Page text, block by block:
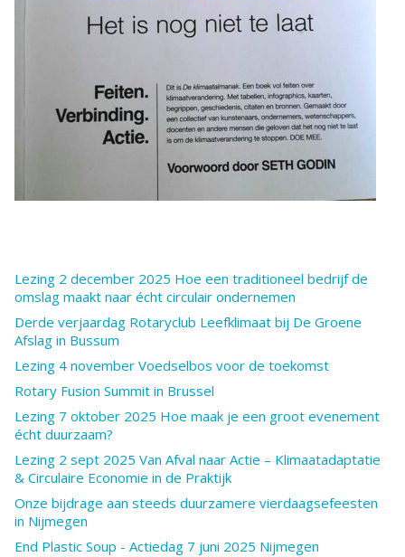
Lezing 2 december 2025 Hoe een traditioneel bedrijf de
omslag maakt naar écht circulair ondernemen
Derde verjaardag Rotaryclub Leefklimaat bij De Groene
Afslag in Bussum
Lezing 4 november Voedselbos voor de toekomst
Rotary Fusion Summit in Brussel
Lezing 7 oktober 2025 Hoe maak je een groot evenement
écht duurzaam?
Lezing 2 sept 2025 Van Afval naar Actie – Klimaatadaptatie
& Circulaire Economie in de Praktijk
Onze bijdrage aan steeds duurzamere vierdaagsefeesten
in Nijmegen
End Plastic Soup - Actiedag 7 juni 2025 Nijmegen